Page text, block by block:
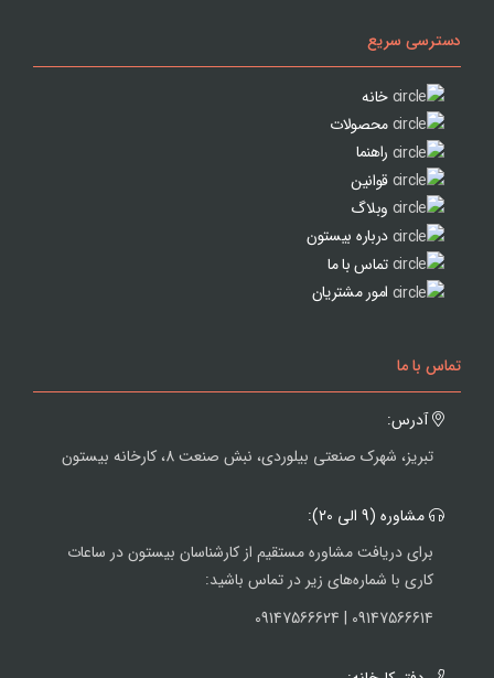
دسترسی سریع
خانه
محصولات
راهنما
قوانین
وبلاگ
درباره بیستون
تماس با ما
امور مشتریان
تماس با ما
آدرس:
تبریز، شهرک صنعتی بیلوردی، نبش صنعت 8، کارخانه بیستون
مشاوره (9 الی 20):
برای دریافت مشاوره مستقیم از کارشناسان بیستون در ساعات
کاری با شماره‌های زیر در تماس باشید:
09147566614 | 09147566624